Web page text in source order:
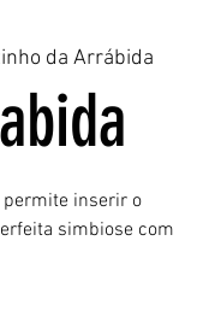
da Arrábida
permite inserir o
simbiose com